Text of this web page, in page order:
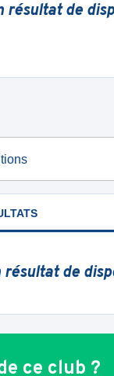
résultat de
résultat de
ce club ?